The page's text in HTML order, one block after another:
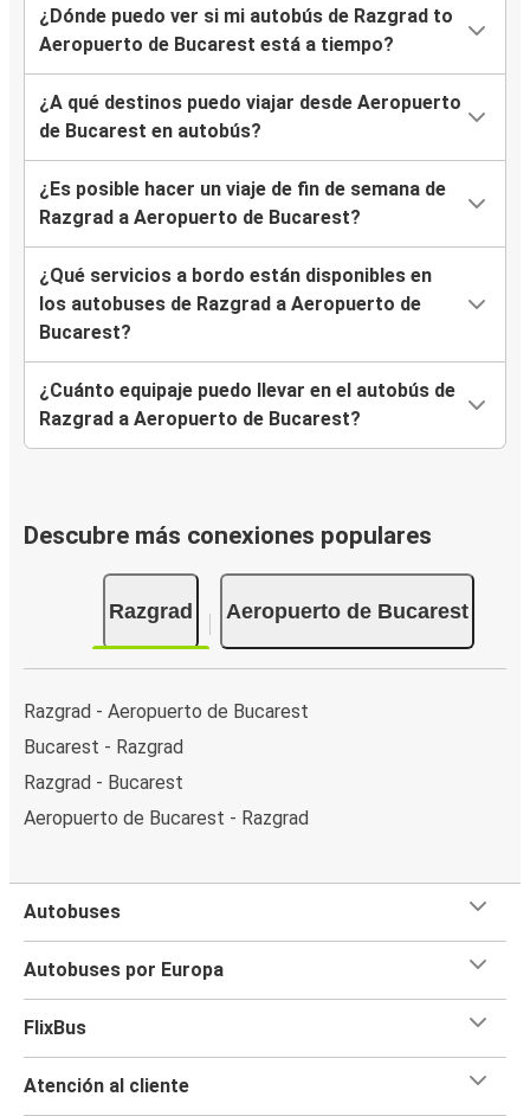
¿Dónde puedo ver si mi autobús de Razgrad to
Aeropuerto de Bucarest está a tiempo?
¿A qué destinos puedo viajar desde Aeropuerto
de Bucarest en autobús?
¿Es posible hacer un viaje de fin de semana de
Razgrad a Aeropuerto de Bucarest?
¿Qué servicios a bordo están disponibles en
los autobuses de Razgrad a Aeropuerto de
Bucarest?
¿Cuánto equipaje puedo llevar en el autobús de
Razgrad a Aeropuerto de Bucarest?
Descubre más conexiones populares
Razgrad Aeropuerto de Bucarest
Razgrad - Aeropuerto de Bucarest
Bucarest - Razgrad
Razgrad - Bucarest
Aeropuerto de Bucarest - Razgrad
Autobuses
Autobuses por Europa
FlixBus
Atención al cliente